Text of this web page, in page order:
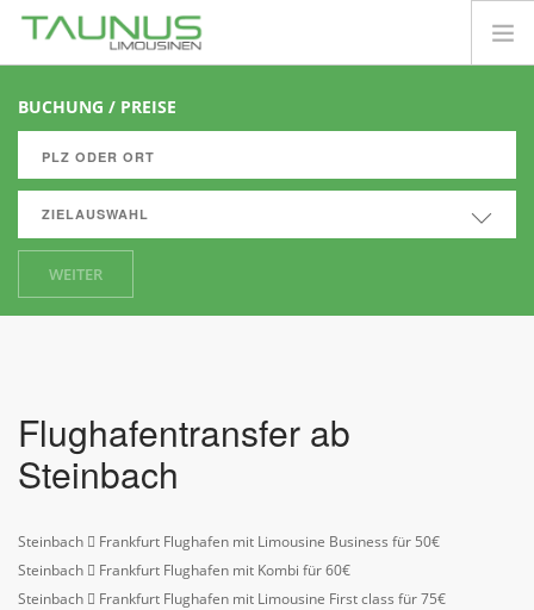
FLUGHAFENTRANSFER
FIRMENKUNDEN
INFORMATIONEN
CLUB SHUTTLE
PREISE
BUCHUNG / PREISE
ZIELAUSWAHL
WEITER
Flughafentransfer ab
Steinbach
Steinbach
Frankfurt Flughafen mit Limousine Business für 50€
Steinbach
Frankfurt Flughafen mit Kombi für 60€
Steinbach
Frankfurt Flughafen mit Limousine First class für 75€